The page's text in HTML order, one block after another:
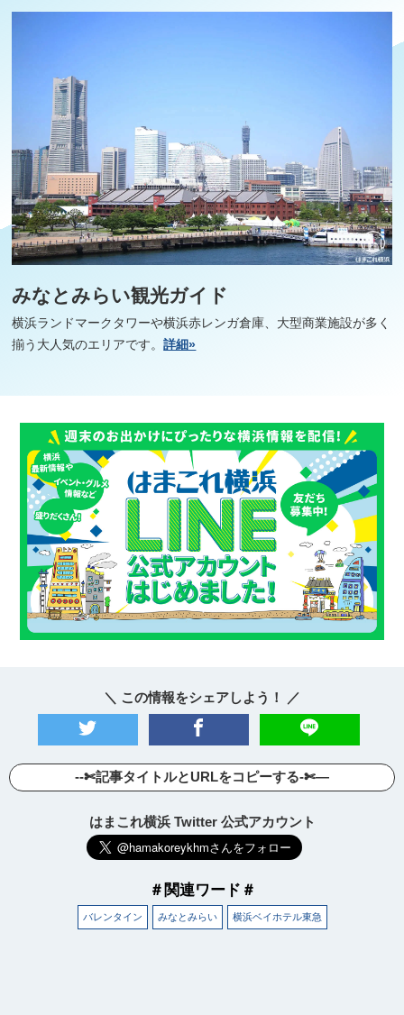
みなとみらい観光ガイド
横浜ランドマークタワーや横浜赤レンガ倉庫、大型商業施設が多く
揃う大人気のエリアです。詳細»
＼ この情報をシェアしよう！ ／
--✄記事タイトルとURLをコピーする-✄—
はまこれ横浜 Twitter 公式アカウント
＃関連ワード＃
バレンタイン みなとみらい 横浜ベイホテル東急